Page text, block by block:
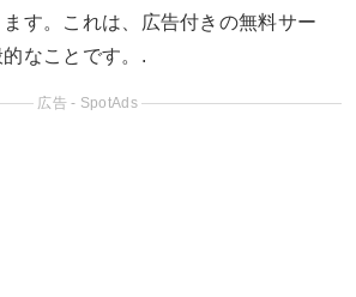
す。これは、広告付きの無料サー
なことです。.
広告 - SpotAds